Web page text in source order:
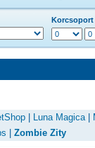
Korcsoport
Luna Magica|
Zombie Zity